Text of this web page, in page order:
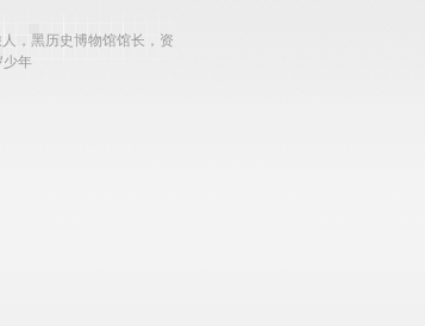
，黑历史博物馆馆长，资
少年